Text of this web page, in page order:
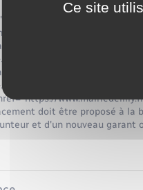
ce cas, le remboursement
banque <span
L'autre co-emprunteur reste
banque <span
Pour cela, il faut remplacer
doit être proposé à la
et d'un nouveau garant
Ce site